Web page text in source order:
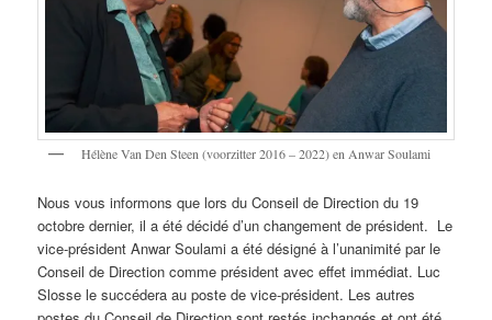
Hélène Van Den Steen (voorzitter 2016 – 2022) en Anwar Soulami
Nous vous informons que lors du Conseil de Direction du 19
octobre dernier, il a été décidé d’un changement de président. Le
vice-président Anwar Soulami a été désigné à l’unanimité par le
Conseil de Direction comme président avec effet immédiat. Luc
Slosse le succédera au poste de vice-président. Les autres